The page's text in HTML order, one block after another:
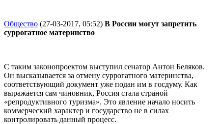
Общество (27-03-2017, 05:52) В России могут запретить
суррогатное материнство
С таким законопроектом выступил сенатор Антон Беляков.
Он высказывается за отмену суррогатного материнства,
соответствующий документ уже подан им в госдуму. Как
выражается сам чиновник, Россия стала страной
«репродуктивного туризма». Это явление начало носить
коммерческий характер и государство не в силах
контролировать данный процесс.